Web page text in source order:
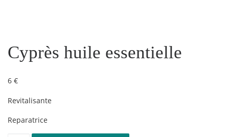
Cyprès huile essentielle
6 €
Revitalisante
Reparatrice